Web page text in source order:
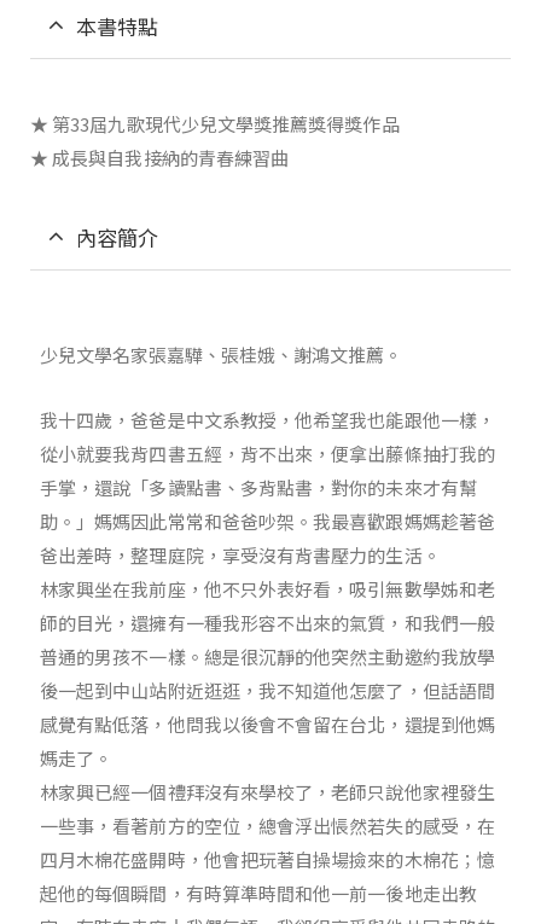
本書特點
★ 第33屆九歌現代少兒文學獎推薦獎得獎作品
★ 成長與自我接納的青春練習曲
內容簡介
少兒文學名家張嘉驊、張桂娥、謝鴻文推薦。
我十四歲，爸爸是中文系教授，他希望我也能跟他一樣，
從小就要我背四書五經，背不出來，便拿出藤條抽打我的
手掌，還說「多讀點書、多背點書，對你的未來才有幫
助。」媽媽因此常常和爸爸吵架。我最喜歡跟媽媽趁著爸
爸出差時，整理庭院，享受沒有背書壓力的生活。
林家興坐在我前座，他不只外表好看，吸引無數學姊和老
師的目光，還擁有一種我形容不出來的氣質，和我們一般
普通的男孩不一樣。總是很沉靜的他突然主動邀約我放學
後一起到中山站附近逛逛，我不知道他怎麼了，但話語間
感覺有點低落，他問我以後會不會留在台北，還提到他媽
媽走了。
林家興已經一個禮拜沒有來學校了，老師只說他家裡發生
一些事，看著前方的空位，總會浮出悵然若失的感受，在
四月木棉花盛開時，他會把玩著自操場撿來的木棉花；憶
起他的每個瞬間，有時算準時間和他一前一後地走出教